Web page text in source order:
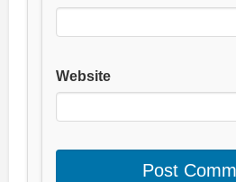
Website